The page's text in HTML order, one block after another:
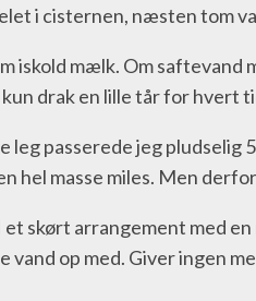
i cisternen, næsten tom
iskold mælk. Om
drak en lille tår for hvert
passerede jeg pludselig
hel masse miles. Men
et skørt arrangement med
vand op med. Giver ingen